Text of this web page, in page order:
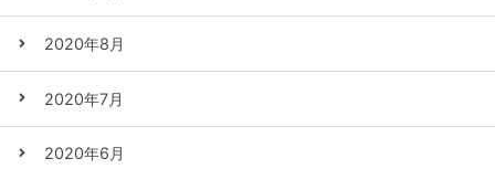
2020年8月
2020年7月
2020年6月